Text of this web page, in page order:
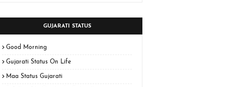
GUJARATI STATUS
Good Morning
Gujarati Status On Life
Maa Status Gujarati